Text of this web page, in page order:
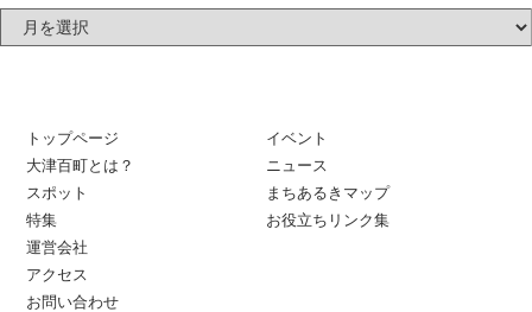
トップページ
大津百町とは？
スポット
特集
イベント
ニュース
まちあるきマップ
お役立ちリンク集
運営会社
アクセス
お問い合わせ